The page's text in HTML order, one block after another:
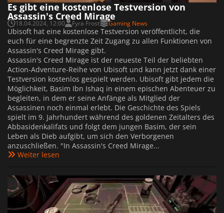
Es gibt eine kostenlose Testversion von
Assassin's Creed Mirage
18.04.2024, 12:00 Fyra Frost Gaming News
Ubisoft hat eine kostenlose Testversion veröffentlicht, die
euch für eine begrenzte Zeit Zugang zu allen Funktionen von
Assassin's Creed Mirage gibt.
Assassin's Creed Mirage ist der neueste Teil der beliebten
Action-Adventure-Reihe von Ubisoft und kann jetzt dank einer
Testversion kostenlos gespielt werden. Ubisoft gibt jedem die
Möglichkeit, Basim Ibn Ishaq in einem epischen Abenteuer zu
begleiten, in dem er seine Anfänge als Mitglied der
Assassinen noch einmal erlebt. Die Geschichte des Spiels
spielt im 9. Jahrhundert während des goldenen Zeitalters des
Abbasidenkalifats und folgt dem jungen Basim, der sein
Leben als Dieb aufgibt, um sich den Verborgenen
anzuschließen. "In Assassin's Creed Mirage...
Weiter lesen